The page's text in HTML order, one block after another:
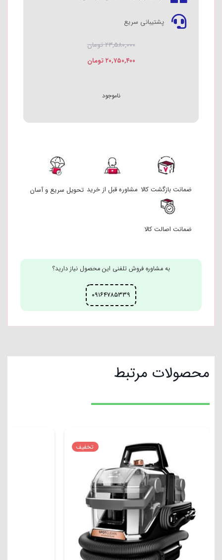
پشتیبانی سریع
۲۳,۵۸۰,۰۰۰تومان
۲۰,۷۵۰,۴۰۰ تومان
ناموجود
ضمانت بازگشت کالا مشاوره قبل از خرید تحویل سریع و آسان
ضمانت اصالت کالا
به مشاوره فروش تلفنی این محصول نیاز دارید؟
۰۹۱۶۴۷۸۵۳۳۹
محصولات مرتبط
تخفیف